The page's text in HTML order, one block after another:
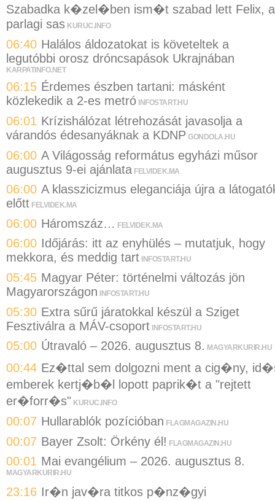
Szabadka k�zel�ben ism�t szabad lett Felix, a
parlagi sas KURUC.INFO
06:40 Halálos áldozatokat is követeltek a
legutóbbi orosz dróncsapások Ukrajnában
KARPATINFO.NET
06:15 Érdemes észben tartani: másként
közlekedik a 2-es metró INFOSTART.HU
06:01 Krízishálózat létrehozását javasolja a
várandós édesanyáknak a KDNP GONDOLA.HU
06:00 A Világosság református egyházi műsor
augusztus 9-ei ajánlata FELVIDEK.MA
06:00 A klasszicizmus eleganciája újra a
előtt FELVIDEK.MA
06:00 Háromszáz… FELVIDEK.MA
06:00 Időjárás: itt az enyhülés – mutatjuk, hogy
mekkora, és meddig tart INFOSTART.HU
05:45 Magyar Péter: történelmi változás jön
Magyarországon
INFOSTART.HU
05:30 Extra sűrű járatokkal készül a Sziget
Fesztiválra a MÁV-csoport INFOSTART.HU
05:00 Útravaló – 2026. augusztus 8. MAGYARKURIR.HU
00:44 Ez�ttal sem dolgozni ment a cig�ny,
emberek kertj�b�l lopott paprik�t a "rejtett
er�forr�s" KURUC.INFO
00:07 Hullarablók pozícióban FLAGMAGAZIN.HU
00:07 Bayer Zsolt: Örkény él! FLAGMAGAZIN.HU
00:01 Mai evangélium – 2026. augusztus 8.
MAGYARKURIR.HU
23:16 Ir�n jav�ra titkos p�nz�gyi